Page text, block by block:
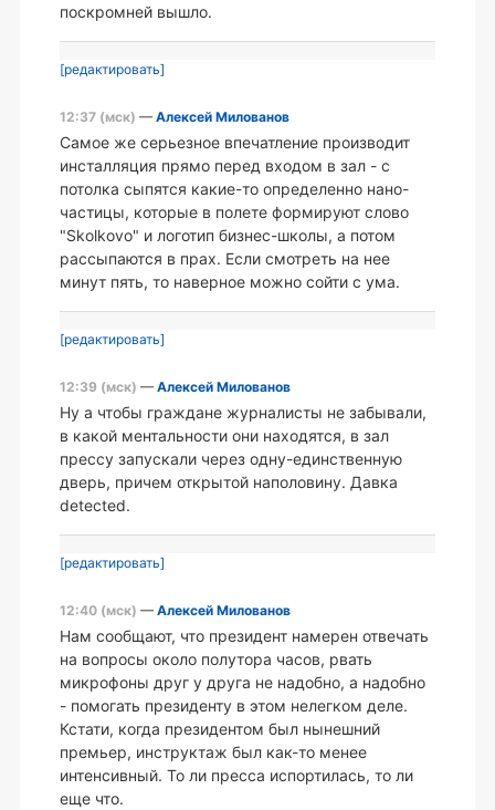
поскромней вышло.
[редактировать]
12:37 (мск) — Алексей Милованов
Самое же серьезное впечатление производит
инсталляция прямо перед входом в зал - с
потолка сыпятся какие-то определенно нано-
частицы, которые в полете формируют слово
"Skolkovo" и логотип бизнес-школы, а потом
рассыпаются в прах. Если смотреть на нее
минут пять, то наверное можно сойти с ума.
[редактировать]
12:39 (мск) — Алексей Милованов
Ну а чтобы граждане журналисты не забывали,
в какой ментальности они находятся, в зал
прессу запускали через одну-единственную
дверь, причем открытой наполовину. Давка
detected.
[редактировать]
12:40 (мск) — Алексей Милованов
Нам сообщают, что президент намерен отвечать
на вопросы около полутора часов, рвать
микрофоны друг у друга не надобно, а надобно
- помогать президенту в этом нелегком деле.
Кстати, когда президентом был нынешний
премьер, инструктаж был как-то менее
интенсивный. То ли пресса испортилась, то ли
еще что.